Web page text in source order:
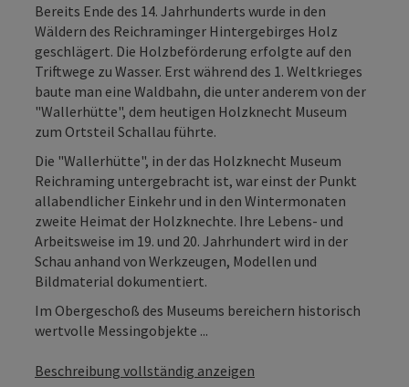
Bereits Ende des 14. Jahrhunderts wurde in den
Wäldern des Reichraminger Hintergebirges Holz
geschlägert. Die Holzbeförderung erfolgte auf den
Triftwege zu Wasser. Erst während des 1. Weltkrieges
baute man eine Waldbahn, die unter anderem von der
"Wallerhütte", dem heutigen Holzknecht Museum
zum Ortsteil Schallau führte.
Die "Wallerhütte", in der das Holzknecht Museum
Reichraming untergebracht ist, war einst der Punkt
allabendlicher Einkehr und in den Wintermonaten
zweite Heimat der Holzknechte. Ihre Lebens- und
Arbeitsweise im 19. und 20. Jahrhundert wird in der
Schau anhand von Werkzeugen, Modellen und
Bildmaterial dokumentiert.
Im Obergeschoß des Museums bereichern historisch
wertvolle Messingobjekte ...
Beschreibung vollständig anzeigen